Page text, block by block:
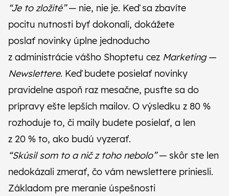
“Je to zložité”— nie, nie je. Keď sa zbavíte
pocitu nutnosti byť dokonalí, dokážete
poslať novinky úplne jednoducho
z administrácie vášho Shoptetu cez Marketing —
Newslettere. Keď budete posielať novinky
pravidelne aspoň raz mesačne, pusťte sa do
prípravy ešte lepších mailov. O výsledku z 80 %
rozhoduje to, či maily budete posielať, a len
z 20 % to, ako budú vyzerať.
“Skúsil som to a nič z toho nebolo”— skôr ste len
nedokázali zmerať, čo vám newslettere priniesli.
Základom pre meranie úspešnosti